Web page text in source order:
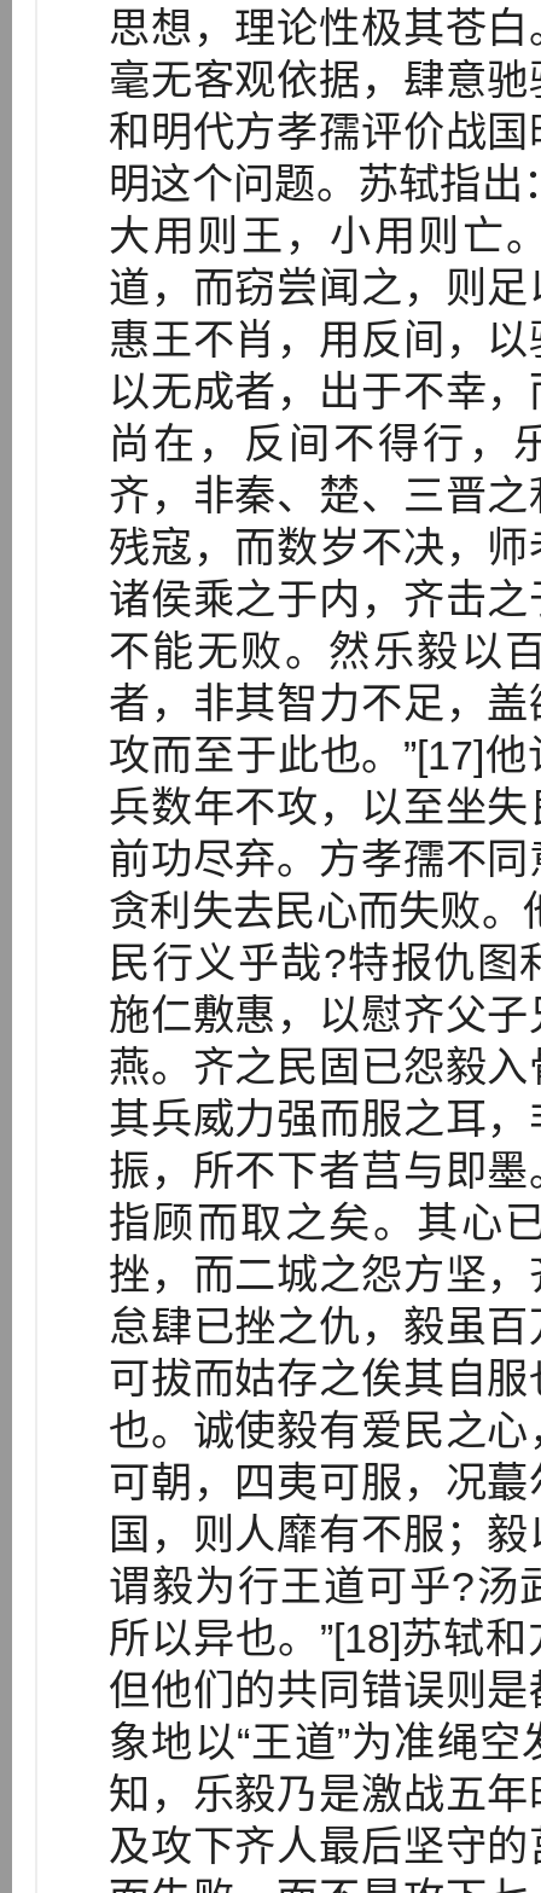
思想，理论性极其苍
毫无客观依据，肆意
和明代方孝孺评价战
明这个问题。苏轼指出
大用则王，小用则亡
道，而窃尝闻之，则
惠王不肖，用反间，
以无成者，出于不幸
尚在，反间不得行，
齐，非秦、楚、三晋
残寇，而数岁不决，
诸侯乘之于内，齐击
不能无败。然乐毅以
者，非其智力不足，
攻而至于此也。”[17]
兵数年不攻，以至坐
前功尽弃。方孝孺不
贪利失去民心而失败。
民行义乎哉?特报仇图
施仁敷惠，以慰齐父
燕。齐之民固已怨毅
其兵威力强而服之耳
振，所不下者莒与即
指顾而取之矣。其心
挫，而二城之怨方坚
怠肆已挫之仇，毅虽
可拔而姑存之俟其自
也。诚使毅有爱民之
可朝，四夷可服，况
国，则人靡有不服；
谓毅为行王道可乎?汤
所以异也。”[18]苏轼
但他们的共同错误则
象地以“王道”为准绳
知，乐毅乃是激战五
及攻下齐人最后坚守